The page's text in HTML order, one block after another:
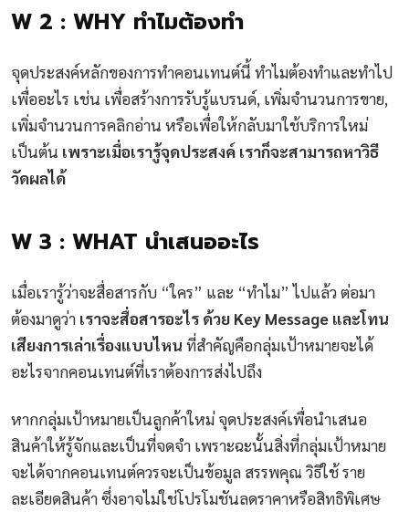
W 2 : WHY ทำไมต้องทำ
จุดประสงค์หลักของการทำคอนเทนต์นี้ ทำไมต้องทำและทำไป
เพื่ออะไร เช่น เพื่อสร้างการรับรู้แบรนด์, เพิ่มจำนวนการขาย,
เพิ่มจำนวนการคลิกอ่าน หรือเพื่อให้กลับมาใช้บริการใหม่
เป็นต้น เพราะเมื่อเรารู้จุดประสงค์ เราก็จะสามารถหาวิธี
วัดผลได้
W 3 : WHAT นำเสนออะไร
เมื่อเรารู้ว่าจะสื่อสารกับ “ใคร” และ “ทำไม” ไปแล้ว ต่อมา
ต้องมาดูว่า เราจะสื่อสารอะไร ด้วย Key Message และโทน
เสียงการเล่าเรื่องแบบไหน ที่สำคัญคือกลุ่มเป้าหมายจะได้
อะไรจากคอนเทนต์ที่เราต้องการส่งไปถึง
หากกลุ่มเป้าหมายเป็นลูกค้าใหม่ จุดประสงค์เพื่อนำเสนอ
สินค้าให้รู้จักและเป็นที่จดจำ เพราะฉะนั้นสิ่งที่กลุ่มเป้าหมาย
จะได้จากคอนเทนต์ควรจะเป็นข้อมูล สรรพคุณ วิธีใช้ ราย
ละเอียดสินค้า ซึ่งอาจไม่ใช่โปรโมชันลดราคาหรือสิทธิพิเศษ